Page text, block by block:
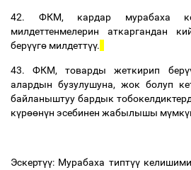
42. ФКМ, кардар мурабаха
милдеттенмелерин
аткаргандан
берүүгө милдеттүү.
43.ФКМ,товарды жеткирип бер
алардын бузулушуна, жок болуп
байланыштуу бардык
күрөөнүн эсебинен жабылышы мүмкү
Эскертүү: Мурабаха типтүү келишими